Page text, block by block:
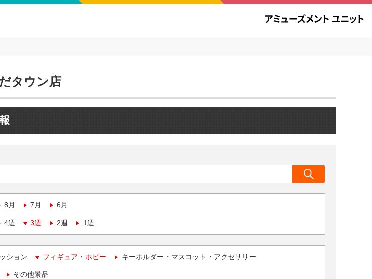
タウン店
8月 7月 6月
4週 3週 2週 1週
ション フィギュア・ホビー キーホルダー・マスコット・アクセサリー
その他景品